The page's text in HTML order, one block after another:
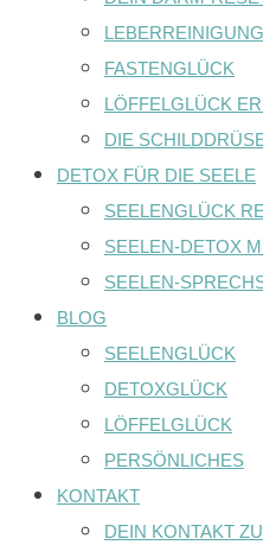
LEBERREINIGUNG
FASTENGLÜCK
LÖFFELGLÜCK
DIE
DETOX FÜR DIE SEELE
SEELENGLÜCK
SEELEN-DETOX
SEELEN-
BLOG
SEELENGLÜCK
DETOXGLÜCK
LÖFFELGLÜCK
PERSÖNLICHES
KONTAKT
DEIN KONTAKT